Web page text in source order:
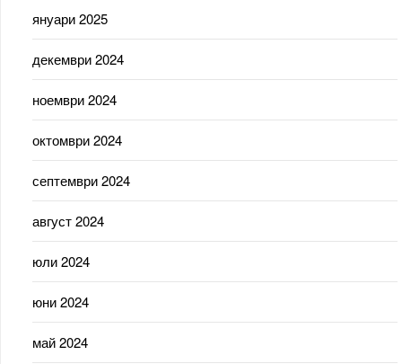
януари 2025
декември 2024
ноември 2024
октомври 2024
септември 2024
август 2024
юли 2024
юни 2024
май 2024